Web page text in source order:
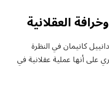
العقلانية
يشكك العمل الرائد لعالم النفس دانييل كانيمان‎ ‎في النظرة
على أنها عملية عقلانية في